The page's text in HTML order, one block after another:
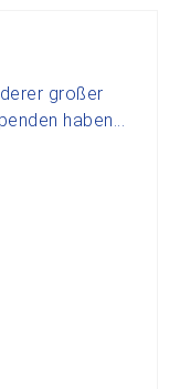
großer
haben...